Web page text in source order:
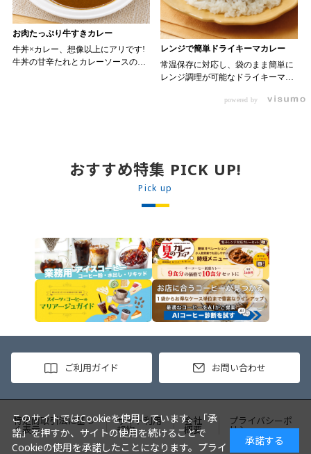
お肉たっぷり牛すきカレー
牛丼×カレー、想像以上にアリです!
牛丼の甘辛たれとカレーソースのス
丼の素を中央にのせます。 3. 手前
からカレーソースをかけ、サラダを
盛りつけます。 ※牛丼の素のたれを
レンジで簡単ドライキーマカレー
常温保存に対応し、袋のまま簡単に
レンジ調理が可能なドライキーマカ
オリジナルメニューにアレンジも可
powered by
おすすめ特集 PICK UP!
Pick up
ご利用ガイド お問い合わせ
特定商取引法に基づ
く表示
サイト利用
規約
会社
概要
プライバシーポ
リシー
このサイトではCookieを使用しています。「承
諾」を押すか、サイトの使用を続けることで
Cookieの使用を承諾したことになります。 プライ
承諾する